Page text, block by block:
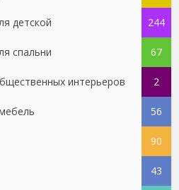
детской 244
спальни 67
интерьеров 2
56
90
43